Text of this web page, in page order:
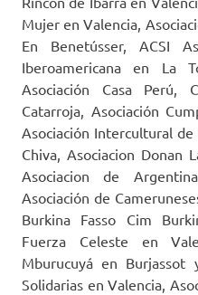
Mujer en Valencia,
En Benetússer, ACSI
Iberoamericana en La
Asociación Casa Perú,
Catarroja, Asociación
Asociación Intercultural
Chiva, Asociacion Donan
Asociacion de
Asociación de
Burkina Fasso Cim
Fuerza Celeste en
Mburucuyá en Burjassot
Solidarias en Valencia,